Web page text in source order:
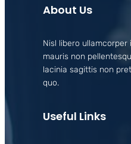
About Us
Nisl libero ullamcorper
mauris non
lacinia sagittis non
quo.
Useful Links